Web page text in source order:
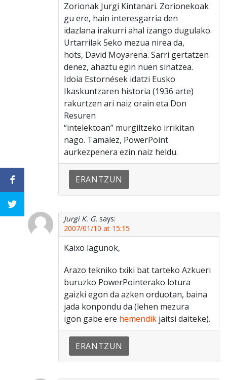
Zorionak Jurgi Kintanari. Zorionekoak
gu ere, hain interesgarria den
idazlana irakurri ahal izango dugulako.
Urtarrilak 5eko mezua nirea da,
hots, David Moyarena. Sarri gertatzen
denez, ahaztu egin nuen sinatzea.
Idoia Estornések idatzi Eusko
Ikaskuntzaren historia (1936 arte)
rakurtzen ari naiz orain eta Don
Resuren
“intelektoan” murgiltzeko irrikitan
nago. Tamalez, PowerPoint
aurkezpenera ezin naiz heldu.
ERANTZUN
Jurgi K. G. says:
2007/01/10 at 15:15
Kaixo lagunok,
Arazo tekniko txiki bat tarteko Azkueri
buruzko PowerPointerako lotura
gaizki egon da azken orduotan, baina
jada konpondu da (lehen mezura
igon gabe ere hemendik jaitsi daiteke).
ERANTZUN